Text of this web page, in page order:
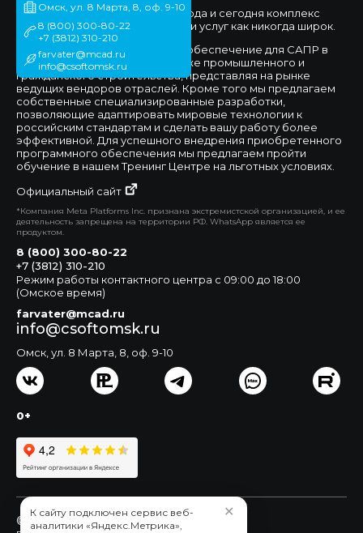
Омск, ул. 8 Марта, 8, оф. 9-10
8 (800) 300-80-22
+7 (3812) 310-210
farvater@mcad.ru
info@csoftomsk.ru
Мы работаем на рынке с 1994 года и сегодня комплекс
предлагаемых нами продуктов и услуг как никогда широк.
Мы предлагаем программное обеспечение для САПР в
сфере машиностроения, а также промышленного и
гражданского строительства, представляя на рынке
ведущих вендоров отраслей. Кроме того мы предлагаем
собственные специализированные разработки,
позволяющие адаптировать мировые технологии к
российским стандартам и сделать вашу работу более
эффективной. Для успешного внедрения приобретенного
программного обеспечения мы предлагаем пройти
обучение в нашем Тренинг Центре на льготных условиях.
Официальный сайт
*Компания Meta Platforms Inc. признана экстремистской организацией, и ее
деятельность запрещена на территории РФ. WhatsApp является ее
продуктом.
8 (800) 300-80-22
+7 (3812) 310-210
Режим работы контактного центра с 09:00 до 18:00
(Омское время)
farvater@mcad.ru
info@csoftomsk.ru
Омск, ул. 8 Марта, 8, оф. 9-10
0+
© 2015 - 2026 ЗАО «СиСофт Омск»
К сайту подключен сервис веб-
аналитики «Яндекс.Метрика»,
✕